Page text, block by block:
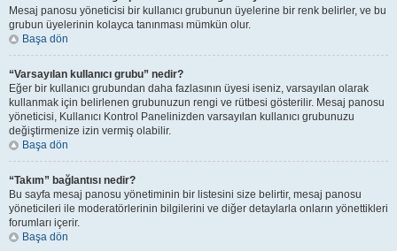
Mesaj panosu yöneticisi bir kullanıcı grubunun üyelerine bir renk belirler, ve bu
grubun üyelerinin kolayca tanınması mümkün olur.
Başa dön
“Varsayılan kullanıcı grubu” nedir?
Eğer bir kullanıcı grubundan daha fazlasının üyesi iseniz, varsayılan olarak
kullanmak için belirlenen grubunuzun rengi ve rütbesi gösterilir. Mesaj panosu
yöneticisi, Kullanıcı Kontrol Panelinizden varsayılan kullanıcı grubunuzu
değiştirmenize izin vermiş olabilir.
Başa dön
“Takım” bağlantısı nedir?
Bu sayfa mesaj panosu yönetiminin bir listesini size belirtir, mesaj panosu
yöneticileri ile moderatörlerinin bilgilerini ve diğer detaylarla onların yönettikleri
forumları içerir.
Başa dön